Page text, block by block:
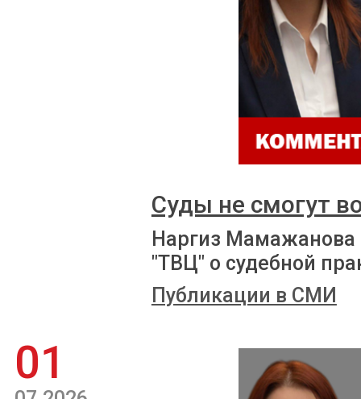
Суды не смогут
Наргиз Мамажанова
"ТВЦ" о судебной
Публикации в СМИ
01